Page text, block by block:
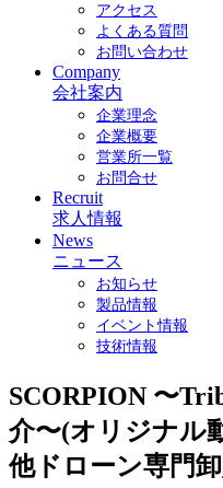
アクセス
よくある質問
お問い合わせ
Company
会社案内
企業理念
企業概要
営業所一覧
お問合せ
Recruit
求人情報
News
ニュース
お知らせ
製品情報
イベント情報
技術情報
SCORPION 〜
介〜(オリジナル
他ドローン専門